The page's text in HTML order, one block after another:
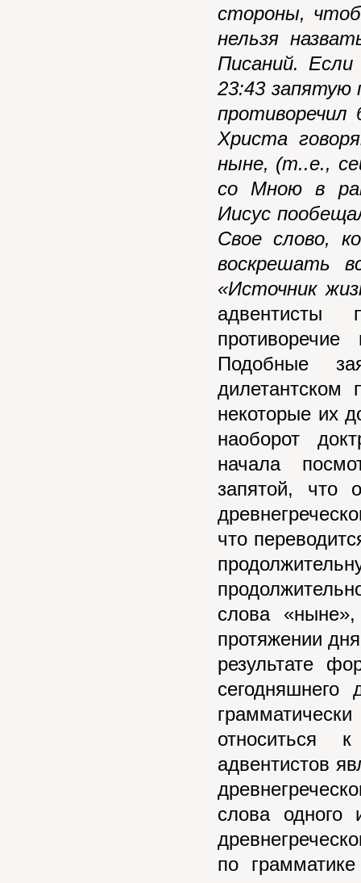
стороны,
нельзя
Писаний.
23:43 запятую
Христа
ныне, (т..е.,
со Мною в
Иисус
Свое слово,
воскрешать
«Источник
Подобные
дилетантском
некоторые их
наоборот
начала
запятой, что
что
слова
протяжении
результате
относиться
адвентистов
слова
по